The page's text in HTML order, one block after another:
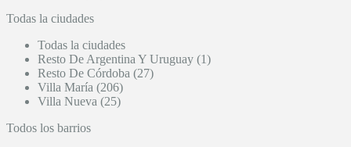
Todas la ciudades
Todas la ciudades
Resto De Argentina Y Uruguay (1)
Resto De Córdoba (27)
Villa María (206)
Villa Nueva (25)
Todos los barrios